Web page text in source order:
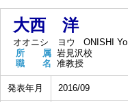
大西 洋
オオニシ ヨウ
ONISHI Yo
所 属 岩見沢校
職 名 准教授
発表年月 2016/09